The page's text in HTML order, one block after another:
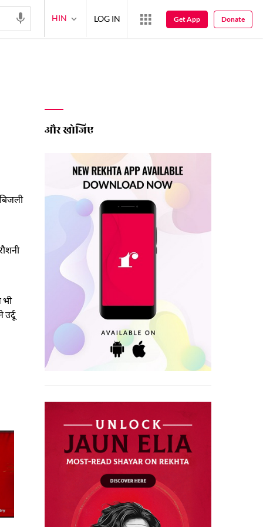
भी
उर्दू
और खोजिए
HIN LOG IN Get App Donate